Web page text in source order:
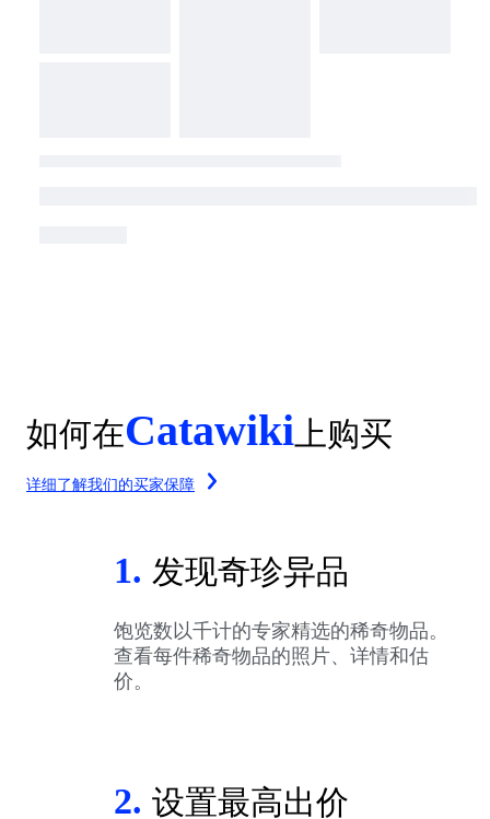
如何在Catawiki 上购买
详细了解我们的买家保障
1. 发现奇珍异品
饱览数以千计的专家精选的稀奇物品。
查看每件稀奇物品的照片、详情和估
价。
2. 设置最高出价